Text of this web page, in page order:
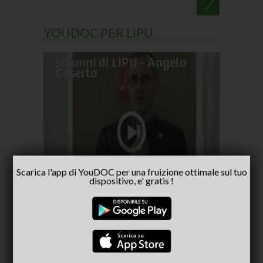
YOUDOC PER LIPU
50 anni di LIPU - Angelo
Caserta
Capria
Scarica l'app di YouDOC per una fruizione ottimale sul tuo
dispositivo, e' gratis !